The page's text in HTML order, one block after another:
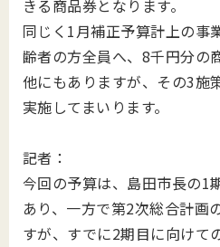
きる商品券となります。
同じく1月補正予算計上の事
齢者の方全員へ、8千円分の
他にもありますが、その3施
実施してまいります。
記者：
今回の予算は、島田市長の1
あり、一方で第2次総合計画
すが、すでに2期目に向けて